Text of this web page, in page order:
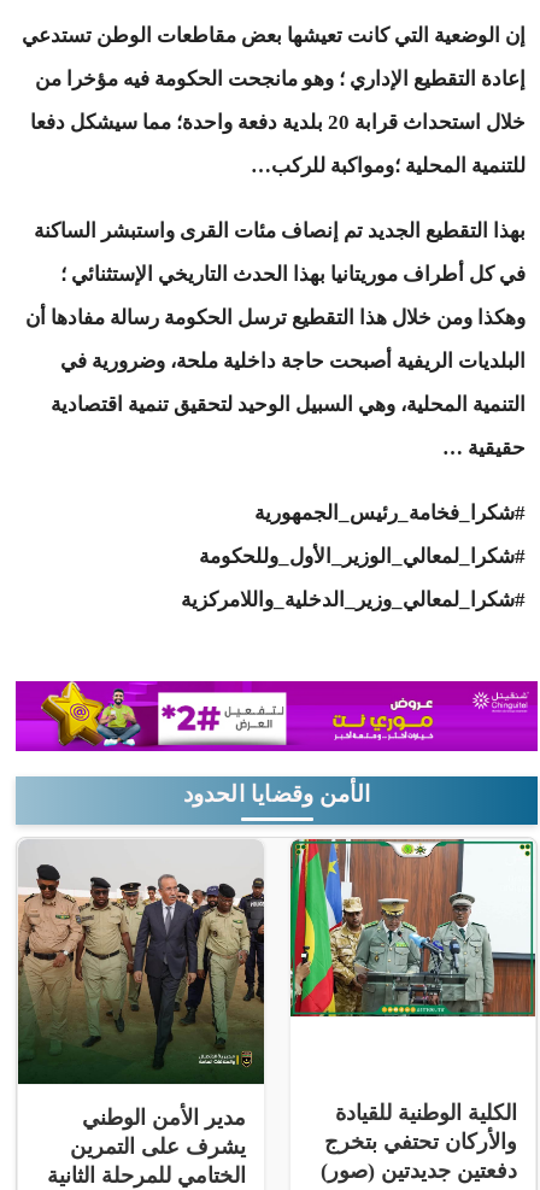
إن الوضعية التي كانت تعيشها بعض مقاطعات الوطن تستدعي
إعادة التقطيع الإداري ؛ وهو مانجحت الحكومة فيه مؤخرا من
خلال استحداث قرابة 20 بلدية دفعة واحدة؛ مما سيشكل دفعا
للتنمية المحلية ؛ومواكبة للركب…
بهذا التقطيع الجديد تم إنصاف مئات القرى واستبشر الساكنة
في كل أطراف موريتانيا بهذا الحدث التاريخي الإستثنائي ؛
وهكذا ومن خلال هذا التقطيع ترسل الحكومة رسالة مفادها أن
البلديات الريفية أصبحت حاجة داخلية ملحة، وضرورية في
التنمية المحلية، وهي السبيل الوحيد لتحقيق تنمية اقتصادية
حقيقية …
#شكرا_فخامة_رئيس_الجمهورية
#شكرا_لمعالي_الوزير_الأول_وللحكومة
#شكرا_لمعالي_وزير_الدخلية_واللامركزية
الأمن وقضايا الحدود
الكلية الوطنية للقيادة
والأركان تحتفي بتخرج
دفعتين جديدتين (صور)
مدير الأمن الوطني
يشرف على التمرين
الختامي للمرحلة الثانية